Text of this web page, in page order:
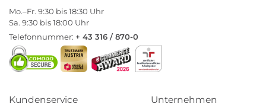
Mo.–Fr. 9:30 bis 18:30 Uhr
Sa. 9:30 bis 18:00 Uhr
Telefonnummer: + 43 316 / 870-0
Kundenservice Unternehmen